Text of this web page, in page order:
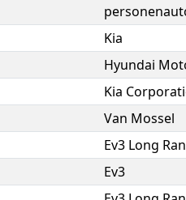
Kia
Hyundai
Kia
Van Mossel
Ev3 Long
Ev3